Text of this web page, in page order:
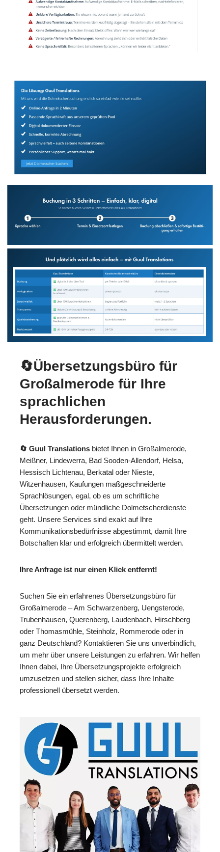
🔄Übersetzungsbüro für
Großalmerode für Ihre
sprachlichen
Herausforderungen.
🔄 Guul Translations bietet Ihnen in Großalmerode,
Meißner, Lindewerra, Bad Sooden-Allendorf, Helsa,
Hessisch Lichtenau, Berkatal oder Nieste,
Witzenhausen, Kaufungen maßgeschneiderte
Sprachlösungen, egal, ob es um schriftliche
Übersetzungen oder mündliche Dolmetscherdienste
geht. Unsere Services sind exakt auf Ihre
Kommunikationsbedürfnisse abgestimmt, damit Ihre
Botschaften klar und erfolgreich übermittelt werden.
Ihre Anfrage ist nur einen Klick entfernt!
Suchen Sie ein erfahrenes Übersetzungsbüro für
Großalmerode – Am Schwarzenberg, Uengsterode,
Trubenhausen, Querenberg, Laudenbach, Hirschberg
oder Thomasmühle, Steinholz, Rommerode oder in
ganz Deutschland? Kontaktieren Sie uns unverbindlich,
um mehr über unsere Leistungen zu erfahren. Wir helfen
Ihnen dabei, Ihre Übersetzungsprojekte erfolgreich
umzusetzen und stellen sicher, dass Ihre Inhalte
professionell übersetzt werden.